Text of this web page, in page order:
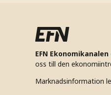
EFN
oss till den
Marknadsinformation